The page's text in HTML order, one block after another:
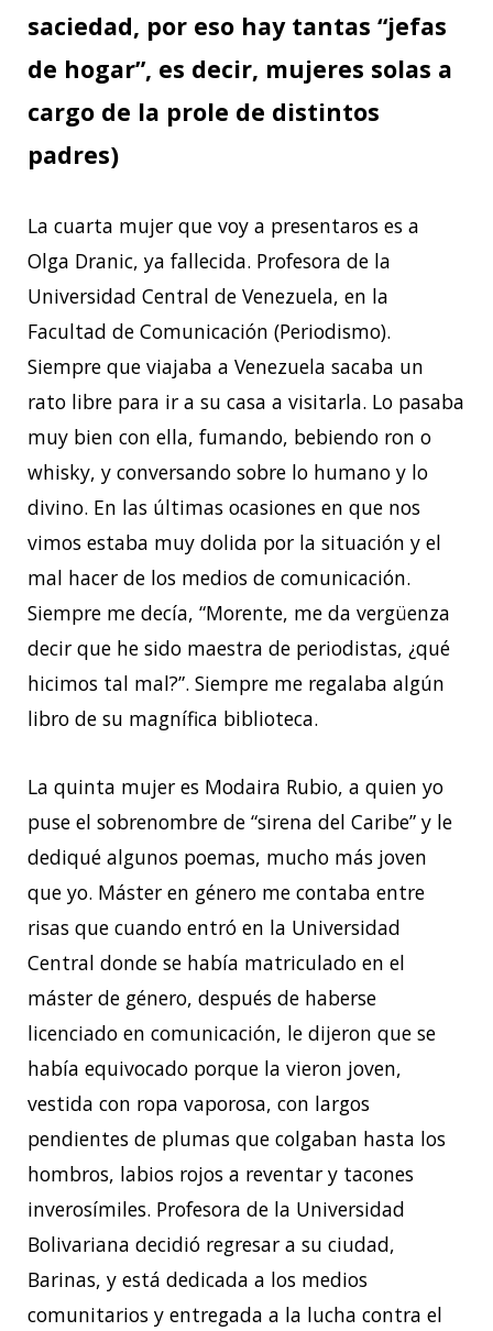
saciedad, por eso hay tantas “jefas
de hogar”, es decir, mujeres solas a
cargo de la prole de distintos
padres)
La cuarta mujer que voy a presentaros es a
Olga Dranic, ya fallecida. Profesora de la
Universidad Central de Venezuela, en la
Facultad de Comunicación (Periodismo).
Siempre que viajaba a Venezuela sacaba un
rato libre para ir a su casa a visitarla. Lo pasaba
muy bien con ella, fumando, bebiendo ron o
whisky, y conversando sobre lo humano y lo
divino. En las últimas ocasiones en que nos
vimos estaba muy dolida por la situación y el
mal hacer de los medios de comunicación.
Siempre me decía, “Morente, me da vergüenza
decir que he sido maestra de periodistas, ¿qué
hicimos tal mal?”. Siempre me regalaba algún
libro de su magnífica biblioteca.
La quinta mujer es Modaira Rubio, a quien yo
puse el sobrenombre de “sirena del Caribe” y le
dediqué algunos poemas, mucho más joven
que yo. Máster en género me contaba entre
risas que cuando entró en la Universidad
Central donde se había matriculado en el
máster de género, después de haberse
licenciado en comunicación, le dijeron que se
había equivocado porque la vieron joven,
vestida con ropa vaporosa, con largos
pendientes de plumas que colgaban hasta los
hombros, labios rojos a reventar y tacones
inverosímiles. Profesora de la Universidad
Bolivariana decidió regresar a su ciudad,
Barinas, y está dedicada a los medios
comunitarios y entregada a la lucha contra el